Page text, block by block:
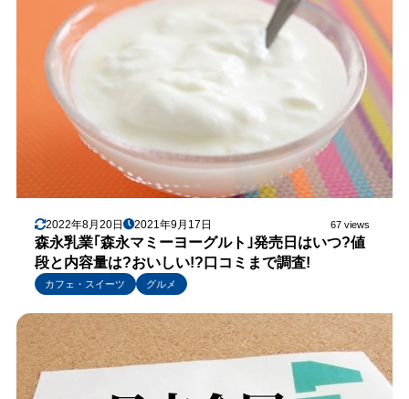
2022年8月20日 2021年9月17日 67 views
森永乳業｢森永マミーヨーグルト｣発売日はいつ?値
段と内容量は?おいしい!?口コミまで調査!
カフェ・スイーツ グルメ